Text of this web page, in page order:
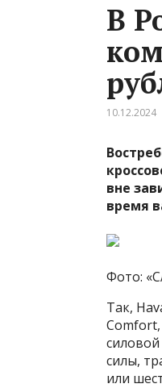
В
10.12.2024
вне
время
Фото:
Так,
силы,
или